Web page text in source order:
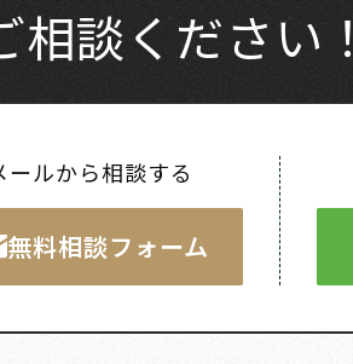
談ください！
ールから相談する
無料相談フォーム